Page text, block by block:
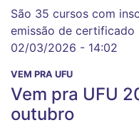
São 35 cursos com
emissão de certificado
02/03/2026 - 14:02
VEM PRA UFU
Vem pra UFU
outubro